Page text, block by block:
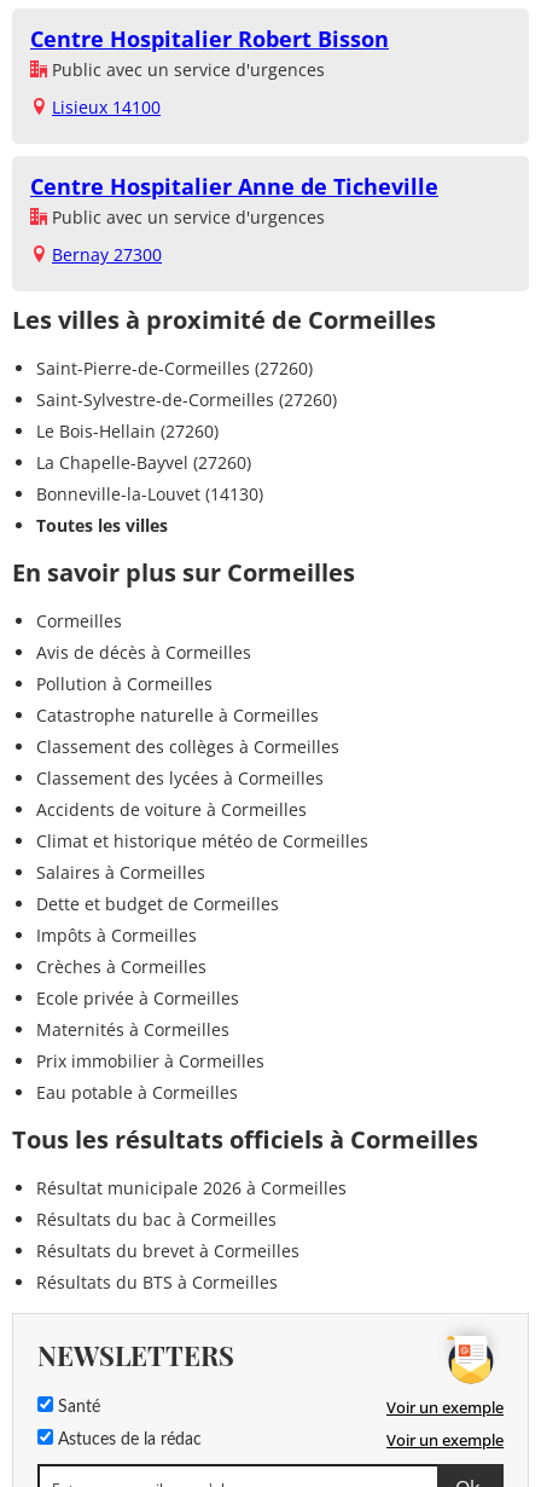
Centre Hospitalier Robert Bisson
Public avec un service d'urgences
Lisieux 14100
Centre Hospitalier Anne de Ticheville
Public avec un service d'urgences
Bernay 27300
Les villes à proximité de Cormeilles
Saint-Pierre-de-Cormeilles (27260)
Saint-Sylvestre-de-Cormeilles (27260)
Le Bois-Hellain (27260)
La Chapelle-Bayvel (27260)
Bonneville-la-Louvet (14130)
Toutes les villes
En savoir plus sur Cormeilles
Cormeilles
Avis de décès à Cormeilles
Pollution à Cormeilles
Catastrophe naturelle à Cormeilles
Classement des collèges à Cormeilles
Classement des lycées à Cormeilles
Accidents de voiture à Cormeilles
Climat et historique météo de Cormeilles
Salaires à Cormeilles
Dette et budget de Cormeilles
Impôts à Cormeilles
Crèches à Cormeilles
Ecole privée à Cormeilles
Maternités à Cormeilles
Prix immobilier à Cormeilles
Eau potable à Cormeilles
Tous les résultats officiels à Cormeilles
Résultat municipale 2026 à Cormeilles
Résultats du bac à Cormeilles
Résultats du brevet à Cormeilles
Résultats du BTS à Cormeilles
NEWSLETTERS
Santé Voir un exemple
Astuces de la rédac Voir un exemple